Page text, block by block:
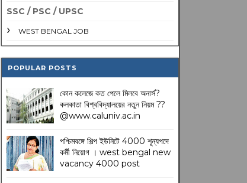
SSC / PSC / UPSC
WEST BENGAL JOB
POPULAR POSTS
কোন কলেজে কত পেলে মিলবে অনার্স?
কলকাতা বিশ্ববিদ্যালয়ের নতুন নিয়ম??
@www.caluniv.ac.in
পশ্চিমবঙ্গে শিল্প ইউনিটে 4000 শূন্যপদে
কর্মী নিয়োগ । west bengal new
vacancy 4000 post